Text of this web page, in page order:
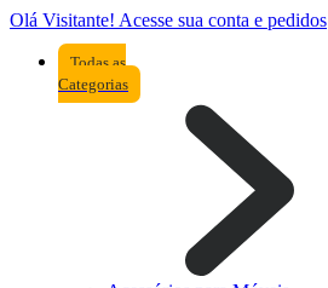
Olá Visitante! Acesse sua conta e pedidos
Todas as
Categorias